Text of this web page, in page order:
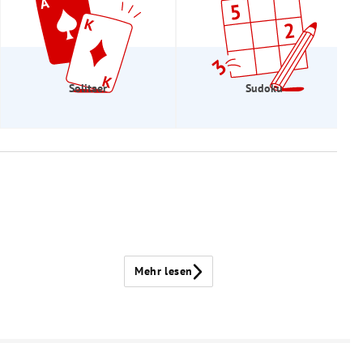
Solitaer Sudoku
Mehr lesen